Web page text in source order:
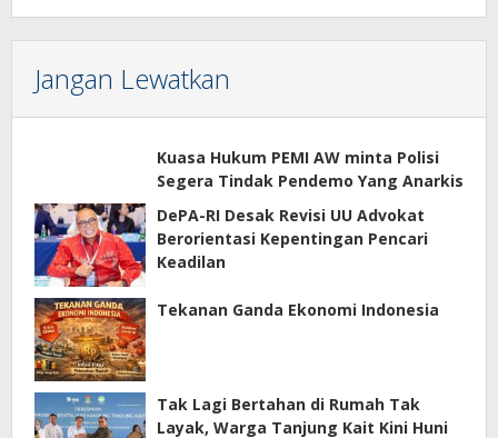
Jangan Lewatkan
Kuasa Hukum PEMI AW minta Polisi
Segera Tindak Pendemo Yang Anarkis
DePA-RI Desak Revisi UU Advokat
Berorientasi Kepentingan Pencari
Keadilan
Tekanan Ganda Ekonomi Indonesia
Tak Lagi Bertahan di Rumah Tak
Layak, Warga Tanjung Kait Kini Huni